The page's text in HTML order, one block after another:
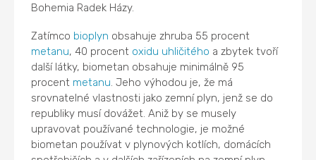
Bohemia Radek Házy.
Zatímco bioplyn obsahuje zhruba 55 procent
metanu, 40 procent oxidu uhličitého a zbytek tvoří
další látky, biometan obsahuje minimálně 95
procent metanu. Jeho výhodou je, že má
srovnatelné vlastnosti jako zemní plyn, jenž se do
republiky musí dovážet. Aniž by se musely
upravovat používané technologie, je možné
biometan používat v plynových kotlích, domácích